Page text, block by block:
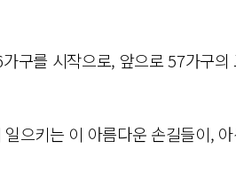
구를 시작으로, 앞으로 57가구
으키는 이 아름다운 손길들이,